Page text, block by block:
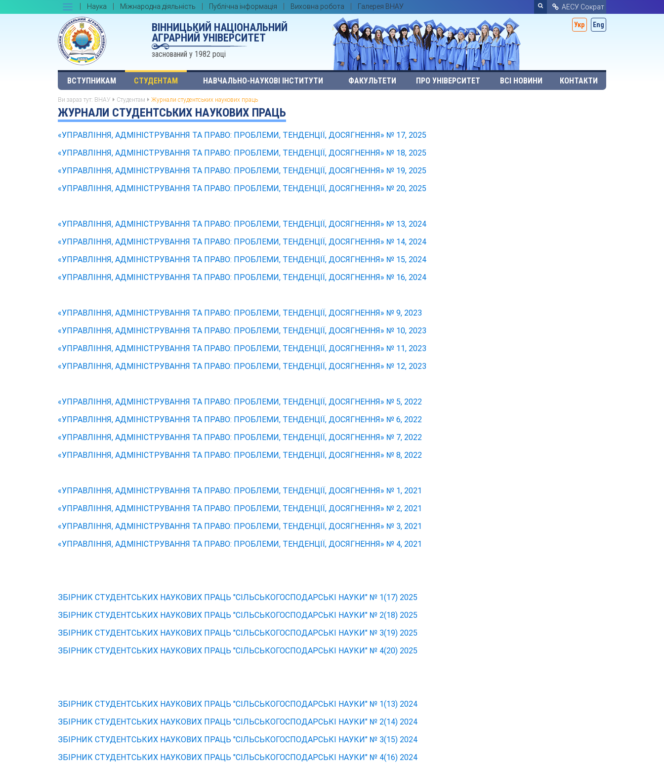
Наука Міжнародна діяльність Публічна інформація Виховна робота Галерея ВНАУ АЕСУ Сократ
ВІННИЦЬКИЙ НАЦІОНАЛЬНИЙ
АГРАРНИЙ УНІВЕРСИТЕТ
заснований у 1982 році
Укр Eng
ВСТУПНИКАМ СТУДЕНТАМ НАВЧАЛЬНО-НАУКОВІ ІНСТИТУТИ ФАКУЛЬТЕТИ ПРО УНІВЕРСИТЕТ ВСІ НОВИНИ КОНТАКТИ
Ви зараз тут: ВНАУ Студентам Журнали студентських наукових праць
ЖУРНАЛИ СТУДЕНТСЬКИХ НАУКОВИХ ПРАЦЬ
«УПРАВЛІННЯ, АДМІНІСТРУВАННЯ ТА ПРАВО: ПРОБЛЕМИ, ТЕНДЕНЦІЇ, ДОСЯГНЕННЯ» № 17, 2025
«УПРАВЛІННЯ, АДМІНІСТРУВАННЯ ТА ПРАВО: ПРОБЛЕМИ, ТЕНДЕНЦІЇ, ДОСЯГНЕННЯ» № 18, 2025
«УПРАВЛІННЯ, АДМІНІСТРУВАННЯ ТА ПРАВО: ПРОБЛЕМИ, ТЕНДЕНЦІЇ, ДОСЯГНЕННЯ» № 19, 2025
«УПРАВЛІННЯ, АДМІНІСТРУВАННЯ ТА ПРАВО: ПРОБЛЕМИ, ТЕНДЕНЦІЇ, ДОСЯГНЕННЯ» № 20, 2025
«УПРАВЛІННЯ, АДМІНІСТРУВАННЯ ТА ПРАВО: ПРОБЛЕМИ, ТЕНДЕНЦІЇ, ДОСЯГНЕННЯ» № 13, 2024
«УПРАВЛІННЯ, АДМІНІСТРУВАННЯ ТА ПРАВО: ПРОБЛЕМИ, ТЕНДЕНЦІЇ, ДОСЯГНЕННЯ» № 14, 2024
«УПРАВЛІННЯ, АДМІНІСТРУВАННЯ ТА ПРАВО: ПРОБЛЕМИ, ТЕНДЕНЦІЇ, ДОСЯГНЕННЯ» № 15, 2024
«УПРАВЛІННЯ, АДМІНІСТРУВАННЯ ТА ПРАВО: ПРОБЛЕМИ, ТЕНДЕНЦІЇ, ДОСЯГНЕННЯ» № 16, 2024
«УПРАВЛІННЯ, АДМІНІСТРУВАННЯ ТА ПРАВО: ПРОБЛЕМИ, ТЕНДЕНЦІЇ, ДОСЯГНЕННЯ» № 9, 2023
«УПРАВЛІННЯ, АДМІНІСТРУВАННЯ ТА ПРАВО: ПРОБЛЕМИ, ТЕНДЕНЦІЇ, ДОСЯГНЕННЯ» № 10, 2023
«УПРАВЛІННЯ, АДМІНІСТРУВАННЯ ТА ПРАВО: ПРОБЛЕМИ, ТЕНДЕНЦІЇ, ДОСЯГНЕННЯ» № 11, 2023
«УПРАВЛІННЯ, АДМІНІСТРУВАННЯ ТА ПРАВО: ПРОБЛЕМИ, ТЕНДЕНЦІЇ, ДОСЯГНЕННЯ» № 12, 2023
«УПРАВЛІННЯ, АДМІНІСТРУВАННЯ ТА ПРАВО: ПРОБЛЕМИ, ТЕНДЕНЦІЇ, ДОСЯГНЕННЯ» № 5, 2022
«УПРАВЛІННЯ, АДМІНІСТРУВАННЯ ТА ПРАВО: ПРОБЛЕМИ, ТЕНДЕНЦІЇ, ДОСЯГНЕННЯ» № 6, 2022
«УПРАВЛІННЯ, АДМІНІСТРУВАННЯ ТА ПРАВО: ПРОБЛЕМИ, ТЕНДЕНЦІЇ, ДОСЯГНЕННЯ» № 7, 2022
«УПРАВЛІННЯ, АДМІНІСТРУВАННЯ ТА ПРАВО: ПРОБЛЕМИ, ТЕНДЕНЦІЇ, ДОСЯГНЕННЯ» № 8, 2022
«УПРАВЛІННЯ, АДМІНІСТРУВАННЯ ТА ПРАВО: ПРОБЛЕМИ, ТЕНДЕНЦІЇ, ДОСЯГНЕННЯ» № 1, 2021
«УПРАВЛІННЯ, АДМІНІСТРУВАННЯ ТА ПРАВО: ПРОБЛЕМИ, ТЕНДЕНЦІЇ, ДОСЯГНЕННЯ» № 2, 2021
«УПРАВЛІННЯ, АДМІНІСТРУВАННЯ ТА ПРАВО: ПРОБЛЕМИ, ТЕНДЕНЦІЇ, ДОСЯГНЕННЯ» № 3, 2021
«УПРАВЛІННЯ, АДМІНІСТРУВАННЯ ТА ПРАВО: ПРОБЛЕМИ, ТЕНДЕНЦІЇ, ДОСЯГНЕННЯ» № 4, 2021
ЗБІРНИК СТУДЕНТСЬКИХ НАУКОВИХ ПРАЦЬ "СІЛЬСЬКОГОСПОДАРСЬКІ НАУКИ" № 1(17) 2025
ЗБІРНИК СТУДЕНТСЬКИХ НАУКОВИХ ПРАЦЬ "СІЛЬСЬКОГОСПОДАРСЬКІ НАУКИ" № 2(18) 2025
ЗБІРНИК СТУДЕНТСЬКИХ НАУКОВИХ ПРАЦЬ "СІЛЬСЬКОГОСПОДАРСЬКІ НАУКИ" № 3(19) 2025
ЗБІРНИК СТУДЕНТСЬКИХ НАУКОВИХ ПРАЦЬ "СІЛЬСЬКОГОСПОДАРСЬКІ НАУКИ" № 4(20) 2025
ЗБІРНИК СТУДЕНТСЬКИХ НАУКОВИХ ПРАЦЬ "СІЛЬСЬКОГОСПОДАРСЬКІ НАУКИ" № 1(13) 2024
ЗБІРНИК СТУДЕНТСЬКИХ НАУКОВИХ ПРАЦЬ "СІЛЬСЬКОГОСПОДАРСЬКІ НАУКИ" № 2(14) 2024
ЗБІРНИК СТУДЕНТСЬКИХ НАУКОВИХ ПРАЦЬ "СІЛЬСЬКОГОСПОДАРСЬКІ НАУКИ" № 3(15) 2024
ЗБІРНИК СТУДЕНТСЬКИХ НАУКОВИХ ПРАЦЬ "СІЛЬСЬКОГОСПОДАРСЬКІ НАУКИ" № 4(16) 2024